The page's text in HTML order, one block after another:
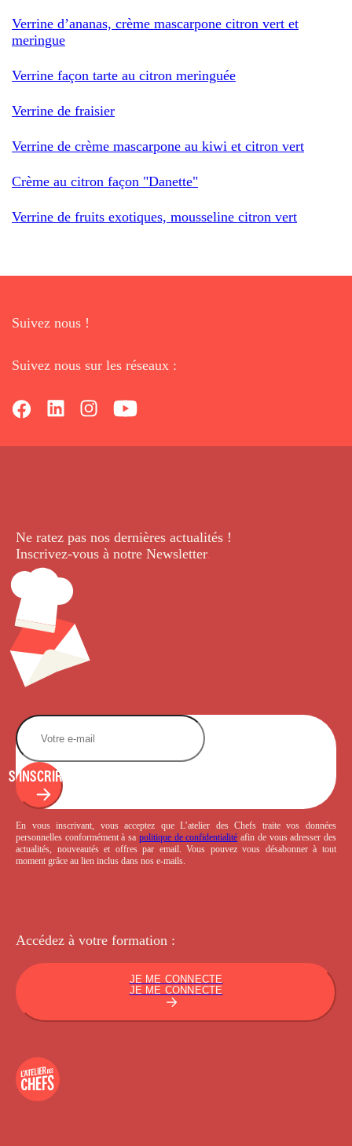
Verrine d’ananas, crème mascarpone citron vert et
meringue
Verrine façon tarte au citron meringuée
Verrine de fraisier
Verrine de crème mascarpone au kiwi et citron vert
Crème au citron façon "Danette"
Verrine de fruits exotiques, mousseline citron vert
Suivez nous !
Suivez nous sur les réseaux :
Ne ratez pas nos dernières actualités !
Inscrivez-vous à notre Newsletter.
S'INSCRIRE
En vous inscrivant, vous acceptez que L’atelier des Chefs traite vos données
personnelles conformément à sa politique de confidentialité afin de vous adresser des
actualités, nouveautés et offres par email. Vous pouvez vous désabonner à tout
moment grâce au lien inclus dans nos e-mails.
Accédez à votre formation :
JE ME CONNECTE
JE ME CONNECTE